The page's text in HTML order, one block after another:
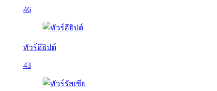
46
ทัวร์อียิปต์
43